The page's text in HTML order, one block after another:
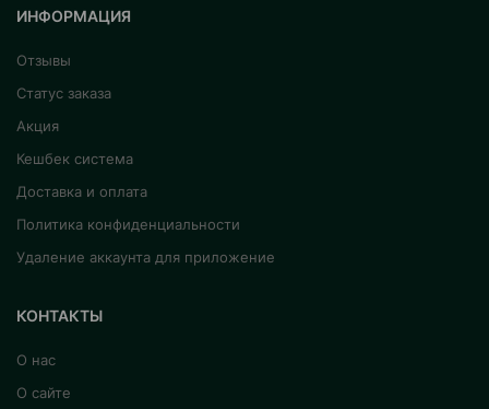
ИНФОРМАЦИЯ
Отзывы
Статус заказа
Акция
Кешбек система
Доставка и оплата
Политика конфиденциальности
Удаление аккаунта для приложение
КОНТАКТЫ
О нас
О сайте